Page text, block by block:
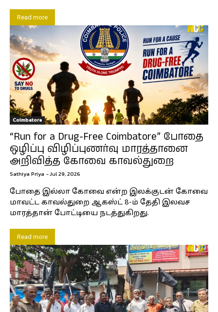
Read more
Coimbatore
“Run for a Drug-Free Coimbatore” போதை
ஒழிப்பு விழிப்புணர்வு மாரத்தானை
அறிவித்த கோவை காவல்துறை
Sathiya Priya -Jul 29, 2026
போதை இல்லா கோவை என்ற இலக்குடன் கோவை
மாவட்ட காவல்துறை ஆகஸ்ட் 8-ம் தேதி இலவச
மாரத்தான் போட்டியை நடத்துகிறது.
Read more